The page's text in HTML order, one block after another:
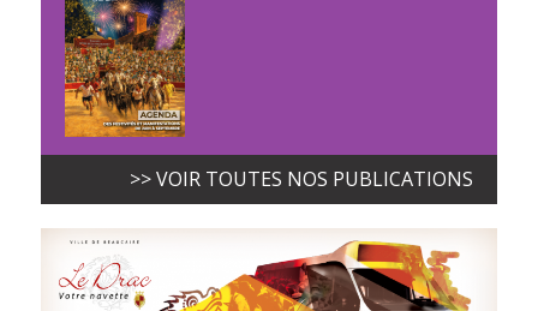
>> VOIR TOUTES NOS PUBLICATIONS